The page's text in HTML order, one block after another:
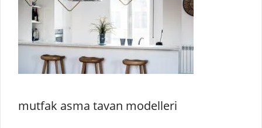
mutfak asma tavan modelleri